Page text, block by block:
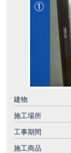
建物
施工場所
工事期間
施工商品